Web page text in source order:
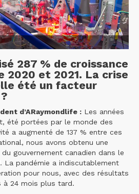
287 % de croissance
2020 et 2021. La crise
été un facteur
d’ARaymondlife : Les années
été portées par le monde des
a augmenté de 137 % entre ces
nous avons obtenu une
gouvernement canadien dans le
La pandémie a indiscutablement
pour nous, avec des résultats
à 24 mois plus tard.